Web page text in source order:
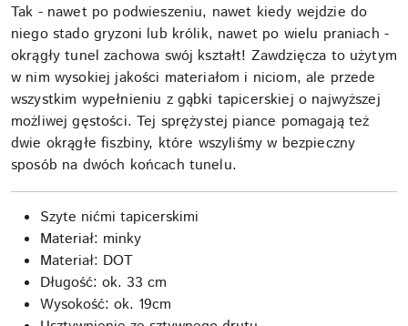
Tak - nawet po podwieszeniu, nawet kiedy wejdzie do
niego stado gryzoni lub królik, nawet po wielu praniach -
okrągły tunel zachowa swój kształt! Zawdzięcza to użytym
w nim wysokiej jakości materiałom i niciom, ale przede
wszystkim wypełnieniu z gąbki tapicerskiej o najwyższej
możliwej gęstości. Tej sprężystej piance pomagają też
dwie okrągłe fiszbiny, które wszyliśmy w bezpieczny
sposób na dwóch końcach tunelu.
Szyte nićmi tapicerskimi
Materiał: minky
Materiał: DOT
Długość: ok. 33 cm
Wysokość: ok. 19cm